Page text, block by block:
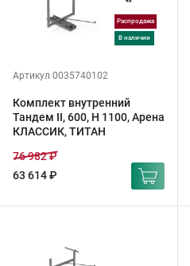
Распродажа
в наличии
Артикул 0035740102
Комплект внутренний
Тандем II, 600, H 1100, Арена
КЛАССИК, ТИТАН
63 614 ₽
76 982 ₽